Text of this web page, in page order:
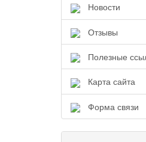
Новости
Отзывы
Полезные
Карта сайта
Форма связи